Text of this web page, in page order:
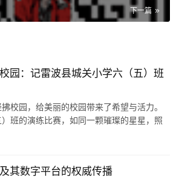
下一篇
园：记雷波县城关小学六（五）班
校园，给美丽的校园带来了希望与活力。
班的演练比赛，如同一颗璀璨的星星，照
其数字平台的权威传播